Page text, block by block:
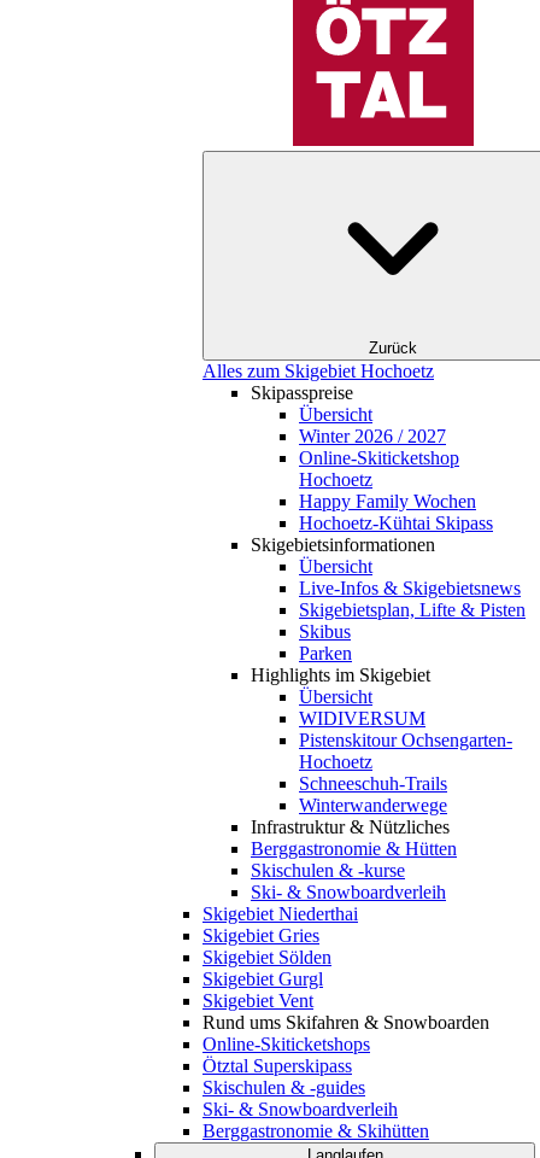
Zurück
Alles zum Skigebiet Hochoetz
Skipasspreise
Übersicht
Winter 2026 / 2027
Online-Skiticketshop
Hochoetz
Happy Family Wochen
Hochoetz-Kühtai Skipass
Skigebietsinformationen
Übersicht
Live-Infos & Skigebietsnews
Skigebietsplan, Lifte & Pisten
Skibus
Parken
Highlights im Skigebiet
Übersicht
WIDIVERSUM
Pistenskitour Ochsengarten-
Hochoetz
Schneeschuh-Trails
Winterwanderwege
Infrastruktur & Nützliches
Berggastronomie & Hütten
Skischulen & -kurse
Ski- & Snowboardverleih
Skigebiet Niederthai
Skigebiet Gries
Skigebiet Sölden
Skigebiet Gurgl
Skigebiet Vent
Rund ums Skifahren & Snowboarden
Online-Skiticketshops
Ötztal Superskipass
Skischulen & -guides
Ski- & Snowboardverleih
Berggastronomie & Skihütten